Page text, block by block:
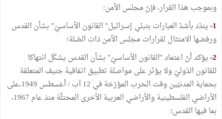
وبموجب هذا القرار، فإنّ مجلس الأمن:
1- يندّد بأشدّ العبارات بتبنّي إسرائيل" القانون الأساسيّ" بشأن القدس
ورفضها الامتثال لقرارات مجلس الأمن ذات الصّلة؛
2- يؤكد أنّ اعتماد "القانون الأساسيّ" بشأن القدس يشكّل انتهاكا
للقانون الدّوليّ ولا يؤثر على مواصلة تطبيق اتفاقية جنيف المتعلقة
بحماية المدنيّين وقت الحرب المؤرّخة في 12 آب / أغسطس 1949،على
الأراضي الفلسطينية والأراضي العربية الأخرى المحتلّة منذ عام 1967،
بما فيها القدس؛